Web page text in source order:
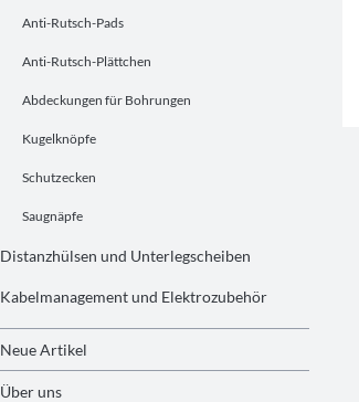
Anti-Rutsch-Pads
Anti-Rutsch-Plättchen
Abdeckungen für Bohrungen
Kugelknöpfe
Schutzecken
Saugnäpfe
Distanzhülsen und Unterlegscheiben
Kabelmanagement und Elektrozubehör
Neue Artikel
Über uns